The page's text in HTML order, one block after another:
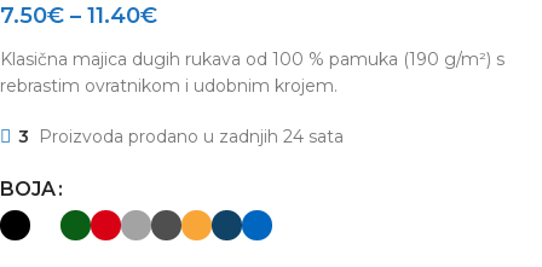
7.50€ – 11.40€
Klasična majica dugih rukava od 100 % pamuka (190 g/m²) s
rebrastim ovratnikom i udobnim krojem.
3 Proizvoda prodano u zadnjih 24 sata
BOJA